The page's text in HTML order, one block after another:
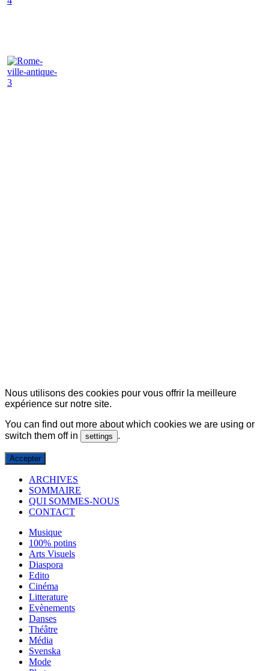
Nous utilisons des cookies pour vous offrir la meilleure
expérience sur notre site.
You can find out more about which cookies we are using or
switch them off in
settings .
Accepter
ARCHIVES
SOMMAIRE
QUI SOMMES-NOUS
CONTACT
Musique
100% potins
Arts Visuels
Diaspora
Edito
Cinéma
Litterature
Evènements
Danses
Théâtre
Média
Svenska
Mode